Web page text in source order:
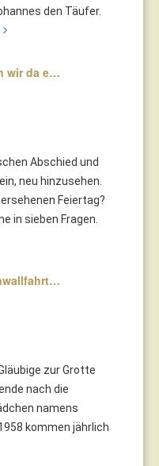
den Täufer.
wir da e…
Abschied und
neu hinzusehen.
Feiertag?
in sieben Fragen.
zur Grotte
nach die
namens
kommen jährlich